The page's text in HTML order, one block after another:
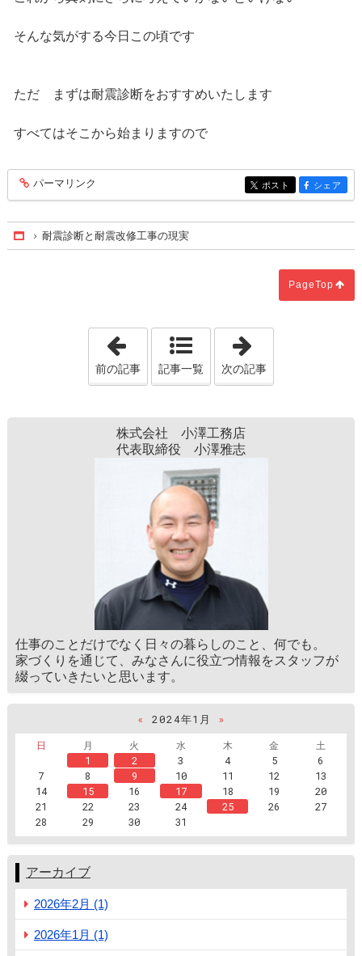
そんな気がする今日この頃です
ただ まずは耐震診断をおすすめいたします
すべてはそこから始まりますので
entry310
パーマリンク entry310
ポスト entry310
シェア
Home
耐震診断と耐震改修工事の現実
PageTop
「【重要】液状化分布を確認しましょう
前の記事 記事一覧 次の記事
株式会社 小澤工務店
代表取締役 小澤雅志
仕事のことだけでなく日々の暮らしのこと、何でも。
家づくりを通じて、みなさんに役立つ情報をスタッフが
綴っていきたいと思います。
« 2024年1月
»
日
月 火 水 木 金
土
1
2 3 4 5
6
7
8 9 10 11 12
13
14
15 16 17 18 19
20
21
22 23 24 25 26
27
28
29 30 31
アーカイブ
2026年2月 (1)
2026年1月 (1)